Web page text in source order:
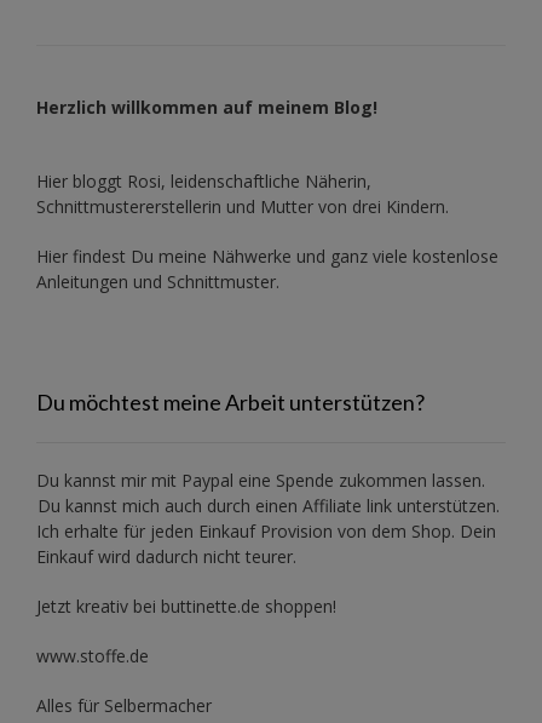
Herzlich willkommen auf meinem Blog!
Hier bloggt Rosi, leidenschaftliche Näherin,
Schnittmustererstellerin und Mutter von drei Kindern.
Hier findest Du meine Nähwerke und ganz viele kostenlose
Anleitungen und Schnittmuster.
Du möchtest meine Arbeit unterstützen?
Du kannst mir mit Paypal eine Spende zukommen lassen.
Du kannst mich auch durch einen Affiliate link unterstützen.
Ich erhalte für jeden Einkauf Provision von dem Shop. Dein
Einkauf wird dadurch nicht teurer.
Jetzt kreativ bei buttinette.de shoppen!
www.stoffe.de
Alles für Selbermacher